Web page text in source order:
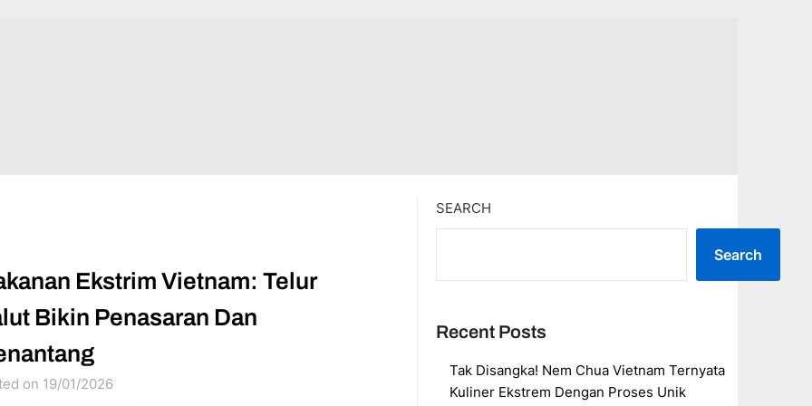
Ekstrim Vietnam: Telur
Bikin Penasaran Dan
on 19/01/2026
SEARCH
Search
Recent Posts
Tak Disangka! Nem Chua Vietnam Ternyata
Kuliner Ekstrem Dengan Proses Unik